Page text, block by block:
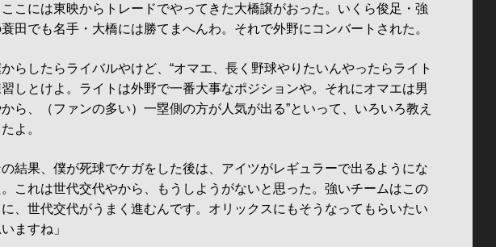
こには東映からトレードでやってきた大橋譲がおった。いくら俊足・強
蓑田でも名手・大橋には勝てまへんわ。それで外野にコンバートされた。
らしたらライバルやけど、“オマエ、長く野球やりたいんやったらライト
習しとけよ。ライトは外野で一番大事なポジションや。それにオマエは男
ら、（ファンの多い）一塁側の方が人気が出る”といって、いろいろ教え
よ。
結果、僕が死球でケガをした後は、アイツがレギュラーで出るようにな
。これは世代交代やから、もうしようがないと思った。強いチームはこの
に、世代交代がうまく進むんです。オリックスにもそうなってもらいたい
ますね」